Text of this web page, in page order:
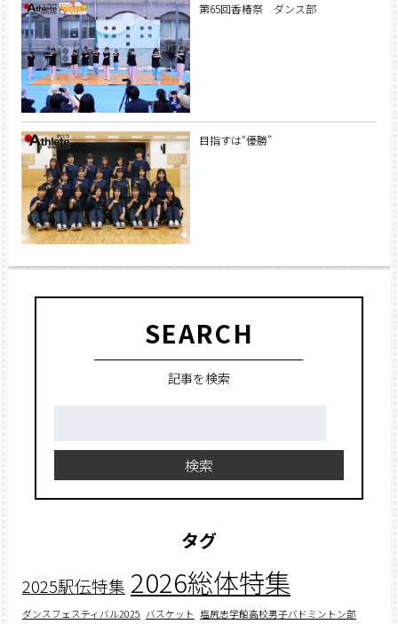
第65回香椿祭 ダンス部
目指すは“優勝”
SEARCH
記事を検索
検索
タグ
2025駅伝特集 2026総体特集
ダンスフェスティバル2025 バスケット 塩尻志学館高校男子バドミントン部